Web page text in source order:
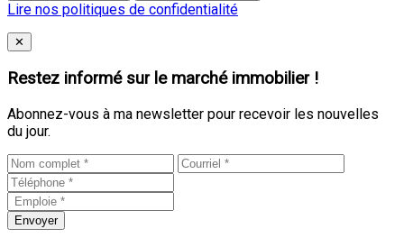
Lire nos politiques de confidentialité
Close
✕
Restez informé sur le marché immobilier !
Abonnez-vous à ma newsletter pour recevoir les nouvelles
du jour.
Envoyer